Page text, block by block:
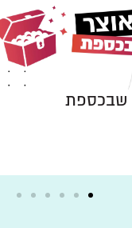
שבכספת